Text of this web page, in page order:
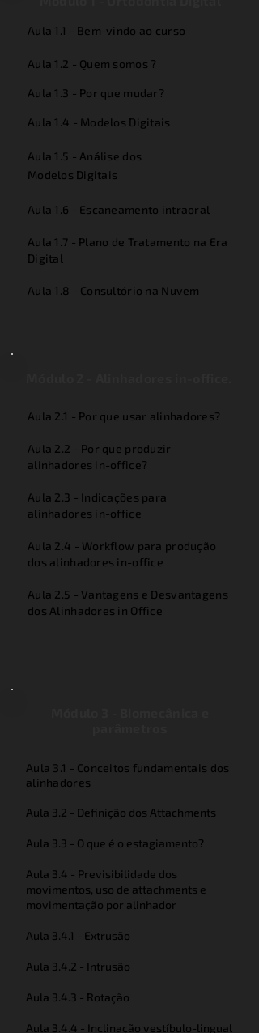
Aula 1.1 - Bem-vindo ao curso
Aula 1.2 - Quem somos ?
Aula 1.3 - Por que mudar?
Aula 1.4 - Modelos Digitais
Aula 1.5 - Análise dos
Modelos Digitais
Aula 1.6 - Escaneamento intraoral
Aula 1.7 - Plano de Tratamento na Era
Digital
Aula 1.8 - Consultório na Nuvem
Aula 2.1 - Por que usar alinhadores?
Aula 2.2 - Por que produzir
alinhadores in-office?
Aula 2.3 - Indicações para
alinhadores in-office
Aula 2.4 - Workflow para produção
dos alinhadores in-office
Aula 2.5 - Vantagens e Desvantagens
dos Alinhadores in Office
Aula 3.1 - Conceitos fundamentais dos
alinhadores
Aula 3.2 - Definição dos Attachments
Aula 3.3 - O que é o estagiamento?
Aula 3.4 - Previsibilidade dos
movimentos, uso de attachments e
movimentação por alinhador
Aula 3.4.1 - Extrusão
Aula 3.4.2 - Intrusão
Aula 3.4.3 - Rotação
Aula 3.4.4 - Inclinação vestíbulo-lingual